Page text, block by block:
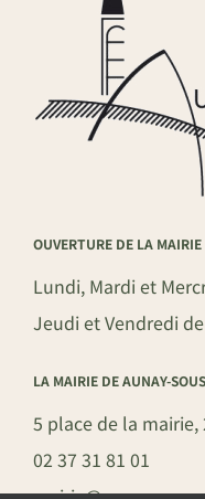
OUVERTURE DE LA MAIRIE
Lundi, Mardi et
Jeudi et Vendredi
LA MAIRIE DE AUNAY-
5 place de la mairie,
02 37 31 81 01